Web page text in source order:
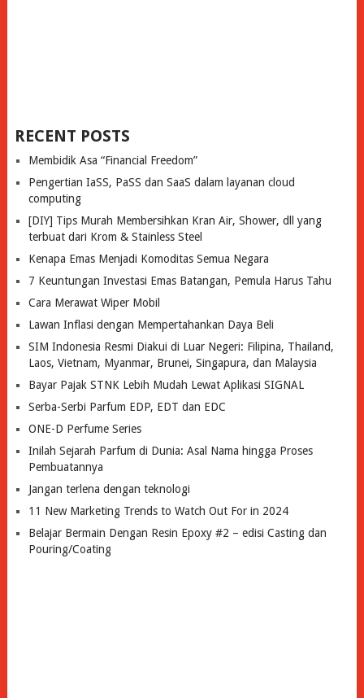
RECENT POSTS
Membidik Asa “Financial Freedom”
Pengertian IaSS, PaSS dan SaaS dalam layanan cloud
computing
[DIY] Tips Murah Membersihkan Kran Air, Shower, dll yang
terbuat dari Krom & Stainless Steel
Kenapa Emas Menjadi Komoditas Semua Negara
7 Keuntungan Investasi Emas Batangan, Pemula Harus Tahu
Cara Merawat Wiper Mobil
Lawan Inflasi dengan Mempertahankan Daya Beli
SIM Indonesia Resmi Diakui di Luar Negeri: Filipina, Thailand,
Laos, Vietnam, Myanmar, Brunei, Singapura, dan Malaysia
Bayar Pajak STNK Lebih Mudah Lewat Aplikasi SIGNAL
Serba-Serbi Parfum EDP, EDT dan EDC
ONE-D Perfume Series
Inilah Sejarah Parfum di Dunia: Asal Nama hingga Proses
Pembuatannya
Jangan terlena dengan teknologi
11 New Marketing Trends to Watch Out For in 2024
Belajar Bermain Dengan Resin Epoxy #2 – edisi Casting dan
Pouring/Coating